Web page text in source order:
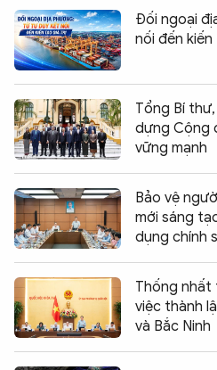
Đối ngoại
nối đến
Tổng Bí
dựng Cộng
vững mạnh
Bảo vệ
mới sáng
dụng chính
Thống nhất
việc thành
và Bắc Ninh